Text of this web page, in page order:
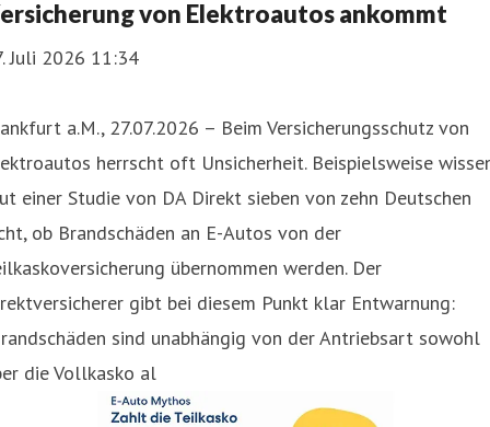
von Elektroautos ankommt
Juli 2026 11:34
a.M., 27.07.2026 – Beim Versicherungsschutz von
herrscht oft Unsicherheit. Beispielsweise
einer Studie von DA Direkt sieben von zehn Deutschen
ob Brandschäden an E-Autos von der
übernommen werden. Der
gibt bei diesem Punkt klar Entwarnung:
sind unabhängig von der Antriebsart sowohl
die Vollkasko al